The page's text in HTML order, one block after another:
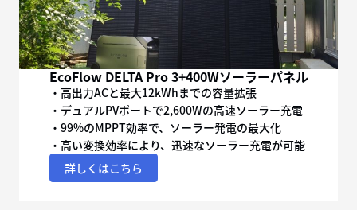
EcoFlow DELTA Pro 3+400Wソーラーパネル
・高出力ACと最大12kWhまでの容量拡張
・デュアルPVポートで2,600Wの高速ソーラー充電
・99%のMPPT効率で、ソーラー発電の最大化
・高い変換効率により、迅速なソーラー充電が可能
詳しくはこちら